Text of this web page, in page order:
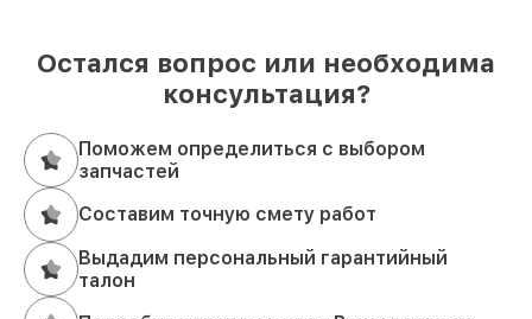
Остался вопрос или необходима
консультация?
Поможем определиться с выбором
запчастей
Составим точную смету работ
Выдадим персональный гарантийный
талон